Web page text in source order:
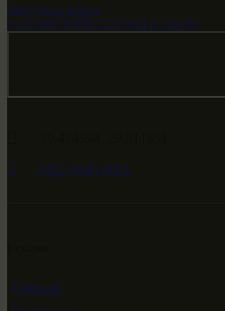
Звездные врата
НАШ МИР ВЧЕРА СЕГОДНЯ И ЗАВТРА
+682 (000) 0001
Главная